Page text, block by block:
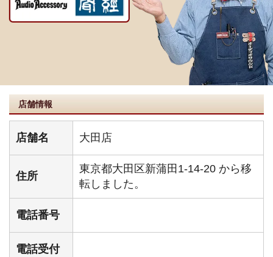
店舗情報
店舗名 大田店
住所
東京都大田区新蒲田1-14-20 から移
転しました。
電話番号
電話受付